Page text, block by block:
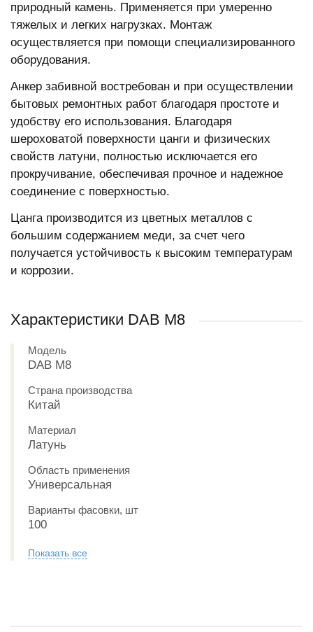
природный камень. Применяется при умеренно
тяжелых и легких нагрузках. Монтаж
осуществляется при помощи специализированного
оборудования.
Анкер забивной востребован и при осуществлении
бытовых ремонтных работ благодаря простоте и
удобству его использования. Благодаря
шероховатой поверхности цанги и физических
свойств латуни, полностью исключается его
прокручивание, обеспечивая прочное и надежное
соединение с поверхностью.
Цанга производится из цветных металлов с
большим содержанием меди, за счет чего
получается устойчивость к высоким температурам
и коррозии.
Характеристики DAB М8
Модель
DAB М8
Страна производства
Китай
Материал
Латунь
Область применения
Универсальная
Варианты фасовки, шт
100
Показать все